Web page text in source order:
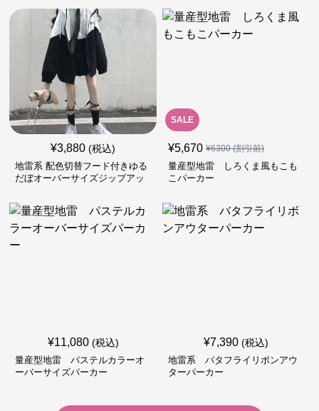
¥3,880 (税込)
地雷系 配色切替フード付きゆる
だぼオーバーサイズジップアッ
SALE
¥5,670 ¥6300(割引前)
量産型地雷 しろくま風もこも
こパーカー
¥11,080 (税込)
量産型地雷 パステルカラーオ
ーバーサイズパーカー
¥7,390 (税込)
地雷系 バタフライリボンアウ
ターパーカー